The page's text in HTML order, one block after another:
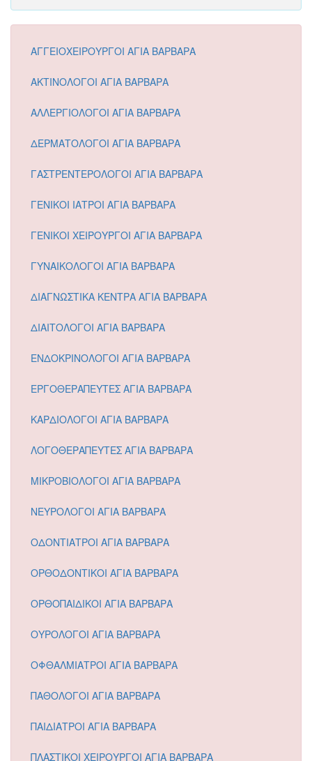
ΑΓΓΕΙΟΧΕΙΡΟΥΡΓΟΙ ΑΓΙΑ ΒΑΡΒΑΡΑ
ΑΚΤΙΝΟΛΟΓΟΙ ΑΓΙΑ ΒΑΡΒΑΡΑ
ΑΛΛΕΡΓΙΟΛΟΓΟΙ ΑΓΙΑ ΒΑΡΒΑΡΑ
ΔΕΡΜΑΤΟΛΟΓΟΙ ΑΓΙΑ ΒΑΡΒΑΡΑ
ΓΑΣΤΡΕΝΤΕΡΟΛΟΓΟΙ ΑΓΙΑ ΒΑΡΒΑΡΑ
ΓΕΝΙΚΟΙ ΙΑΤΡΟΙ ΑΓΙΑ ΒΑΡΒΑΡΑ
ΓΕΝΙΚΟΙ ΧΕΙΡΟΥΡΓΟΙ ΑΓΙΑ ΒΑΡΒΑΡΑ
ΓΥΝΑΙΚΟΛΟΓΟΙ ΑΓΙΑ ΒΑΡΒΑΡΑ
ΔΙΑΓΝΩΣΤΙΚΑ ΚΕΝΤΡΑ ΑΓΙΑ ΒΑΡΒΑΡΑ
ΔΙΑΙΤΟΛΟΓΟΙ ΑΓΙΑ ΒΑΡΒΑΡΑ
ΕΝΔΟΚΡΙΝΟΛΟΓΟΙ ΑΓΙΑ ΒΑΡΒΑΡΑ
ΕΡΓΟΘΕΡΑΠΕΥΤΕΣ ΑΓΙΑ ΒΑΡΒΑΡΑ
ΚΑΡΔΙΟΛΟΓΟΙ ΑΓΙΑ ΒΑΡΒΑΡΑ
ΛΟΓΟΘΕΡΑΠΕΥΤΕΣ ΑΓΙΑ ΒΑΡΒΑΡΑ
ΜΙΚΡΟΒΙΟΛΟΓΟΙ ΑΓΙΑ ΒΑΡΒΑΡΑ
ΝΕΥΡΟΛΟΓΟΙ ΑΓΙΑ ΒΑΡΒΑΡΑ
ΟΔΟΝΤΙΑΤΡΟΙ ΑΓΙΑ ΒΑΡΒΑΡΑ
ΟΡΘΟΔΟΝΤΙΚΟΙ ΑΓΙΑ ΒΑΡΒΑΡΑ
ΟΡΘΟΠΑΙΔΙΚΟΙ ΑΓΙΑ ΒΑΡΒΑΡΑ
ΟΥΡΟΛΟΓΟΙ ΑΓΙΑ ΒΑΡΒΑΡΑ
ΟΦΘΑΛΜΙΑΤΡΟΙ ΑΓΙΑ ΒΑΡΒΑΡΑ
ΠΑΘΟΛΟΓΟΙ ΑΓΙΑ ΒΑΡΒΑΡΑ
ΠΑΙΔΙΑΤΡΟΙ ΑΓΙΑ ΒΑΡΒΑΡΑ
ΠΛΑΣΤΙΚΟΙ ΧΕΙΡΟΥΡΓΟΙ ΑΓΙΑ ΒΑΡΒΑΡΑ